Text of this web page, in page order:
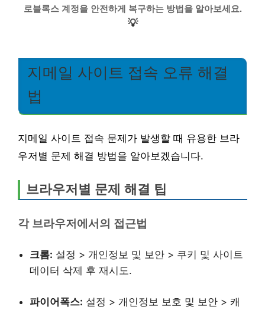
로블록스 계정을 안전하게 복구하는 방법을 알아보세요.
💡
지메일 사이트 접속 오류 해결
법
지메일 사이트 접속 문제가 발생할 때 유용한 브라
우저별 문제 해결 방법을 알아보겠습니다.
브라우저별 문제 해결 팁
각 브라우저에서의 접근법
크롬: 설정 > 개인정보 및 보안 > 쿠키 및 사이트
데이터 삭제 후 재시도.
파이어폭스: 설정 > 개인정보 보호 및 보안 > 캐